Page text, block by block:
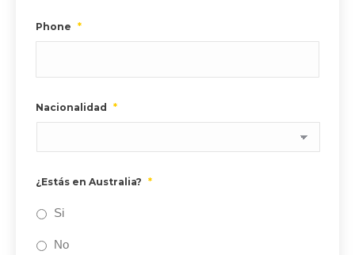
Phone *
Nacionalidad *
¿Estás en Australia? *
Si
No